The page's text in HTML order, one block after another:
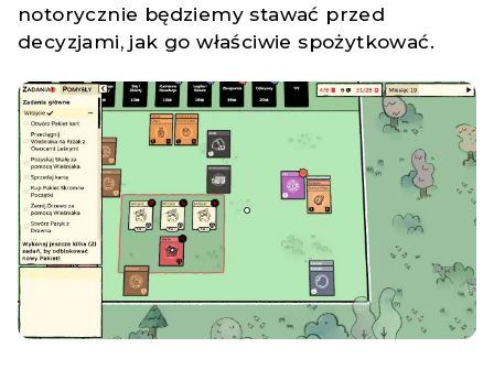
notorycznie będziemy stawać przed
decyzjami, jak go właściwie spożytkować.